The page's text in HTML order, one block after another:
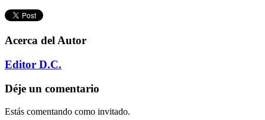
Acerca del Autor
Editor D.C.
Déje un comentario
Estás comentando como invitado.